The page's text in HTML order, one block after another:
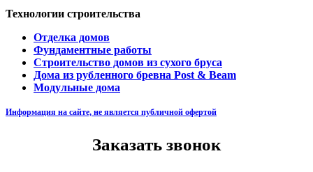
Технологии строительства
Отделка домов
Фундаментные работы
Строительство домов из сухого бруса
Дома из рубленного бревна Post & Beam
Модульные дома
Информация на сайте, не является публичной офертой
Заказать звонок